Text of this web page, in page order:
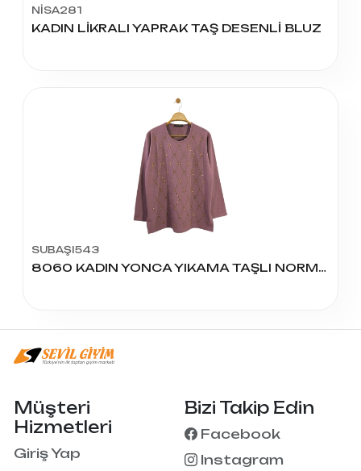
NİSA281
KADIN LİKRALI YAPRAK TAŞ DESENLİ BLUZ
SUBAŞI543
8060 KADIN YONCA YIKAMA TAŞLI NORMAL BLUZ
Müşteri
Hizmetleri
Giriş Yap
Bizi Takip Edin
Facebook
Instagram